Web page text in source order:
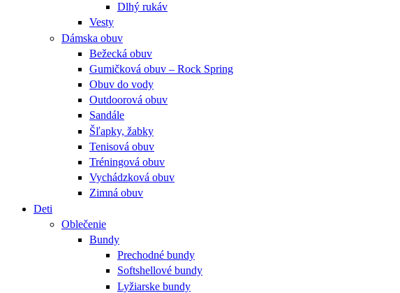
Dlhý rukáv
Vesty
Dámska obuv
Bežecká obuv
Gumičková obuv – Rock Spring
Obuv do vody
Outdoorová obuv
Sandále
Šľapky, žabky
Tenisová obuv
Tréningová obuv
Vychádzková obuv
Zimná obuv
Deti
Oblečenie
Bundy
Prechodné bundy
Softshellové bundy
Lyžiarske bundy